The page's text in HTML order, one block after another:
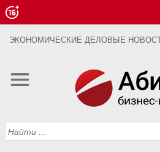
ЭКОНОМИЧЕСКИЕ ДЕЛОВЫЕ